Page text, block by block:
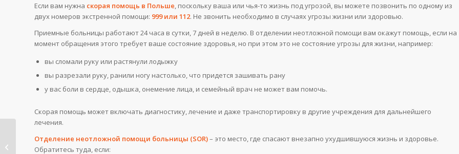
Если вам нужна скорая помощь в Польше, поскольку ваша или чья-то жизнь под угрозой, вы можете позвонить по одному из
двух номеров экстренной помощи: 999 или 112. Не звонить необходимо в случаях угрозы жизни или здоровью.
Приемные больницы работают 24 часа в сутки, 7 дней в неделю. В отделении неотложной помощи вам окажут помощь, если на
момент обращения этого требует ваше состояние здоровья, но при этом это не состояние угрозы для жизни, например:
вы сломали руку или растянули лодыжку
вы разрезали руку, ранили ногу настолько, что придется зашивать рану
у вас боли в сердце, одышка, онемение лица, и семейный врач не может вам помочь.
Скорая помощь может включать диагностику, лечение и даже транспортировку в другие учреждения для дальнейшего
лечения.
Отделение неотложной помощи больницы (SOR)– это место, где спасают внезапно ухудшившуюся жизнь и здоровье.
Обратитесь туда, если:
Медицинская
помощь в Польше